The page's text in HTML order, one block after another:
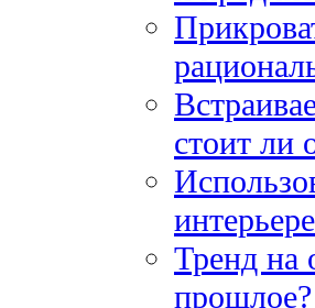
стоит ли
Тренд на
прошлое?